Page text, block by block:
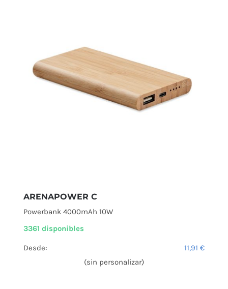
ARENAPOWER C
Powerbank 4000mAh 10W
3361 disponibles
Desde: 11,91 €
(sin personalizar)